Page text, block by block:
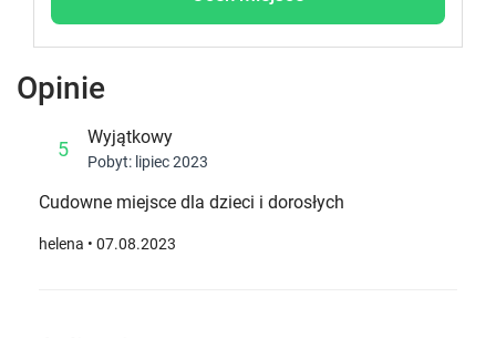
Opinie
5 Wyjątkowy
Pobyt: lipiec 2023
Cudowne miejsce dla dzieci i dorosłych
helena • 07.08.2023